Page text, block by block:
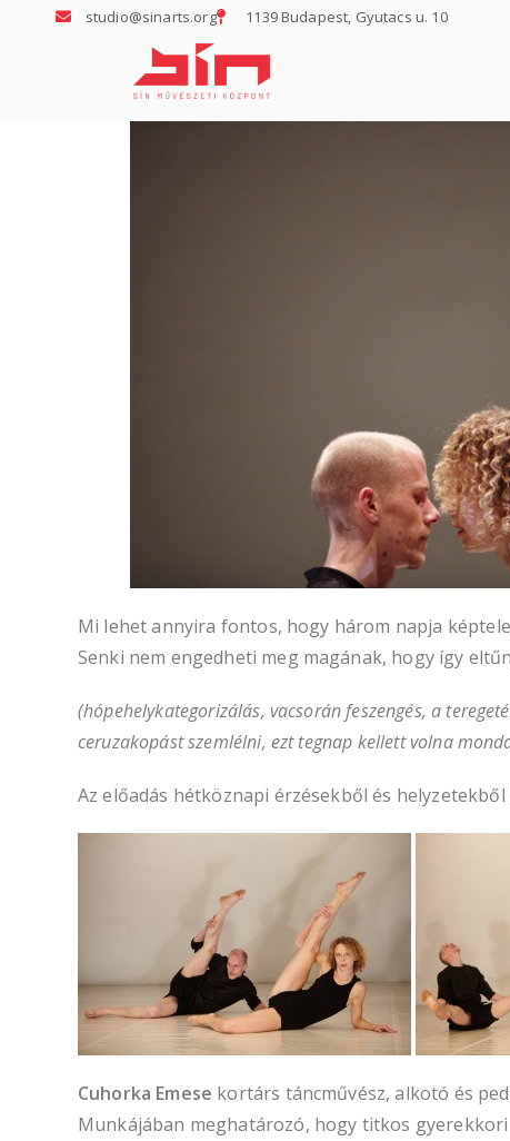
studio@sinarts.org 1139 Budapest, Gyutacs u. 10
Mi lehet annyira fontos, hogy három napja
Senki nem engedheti meg magának, hogy így
(hópehelykategorizálás, vacsorán feszengés, a
ceruzakopást szemlélni, ezt tegnap kellett volna
Az előadás hétköznapi érzésekből és
Cuhorka Emese kortárs táncművész, alkotó és
Munkájában meghatározó, hogy titkos